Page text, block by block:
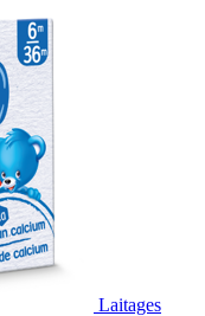
Laitages